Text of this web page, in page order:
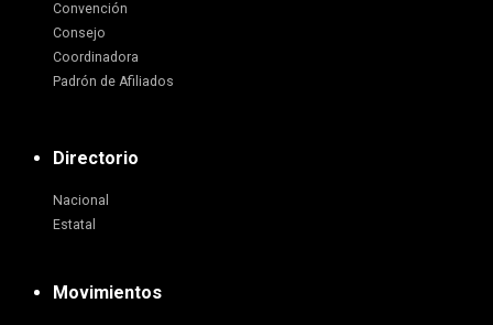
Convención
Consejo
Coordinadora
Padrón de Afiliados
Directorio
Nacional
Estatal
Movimientos